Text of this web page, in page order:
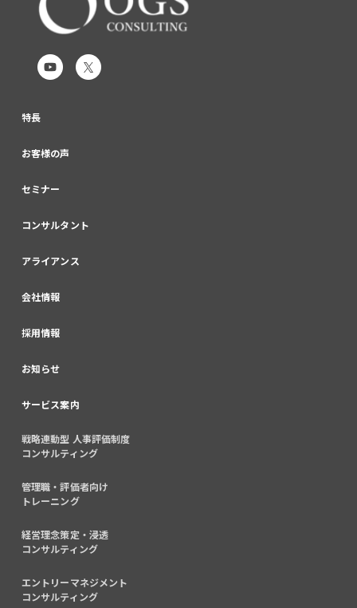
特長
お客様の声
セミナー
コンサルタント
アライアンス
会社情報
採用情報
お知らせ
サービス案内
戦略連動型 人事評価制度
コンサルティング
管理職・評価者向け
トレーニング
経営理念策定・浸透
コンサルティング
エントリーマネジメント
コンサルティング